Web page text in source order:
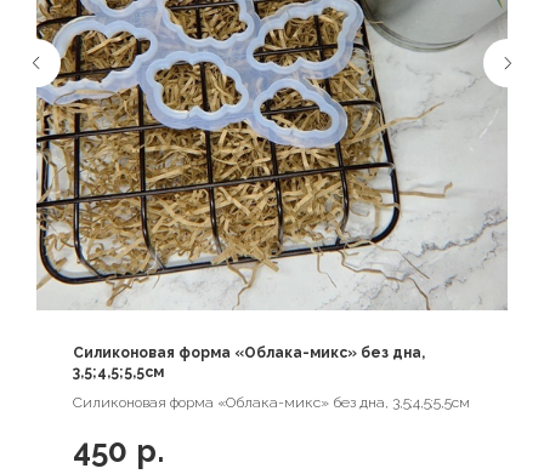
Силиконовая форма «Облака-микс» без дна,
3,5;4,5;5,5см
Силиконовая форма «Облака-микс» без дна, 3,5;4,5;5,5см
450 р.